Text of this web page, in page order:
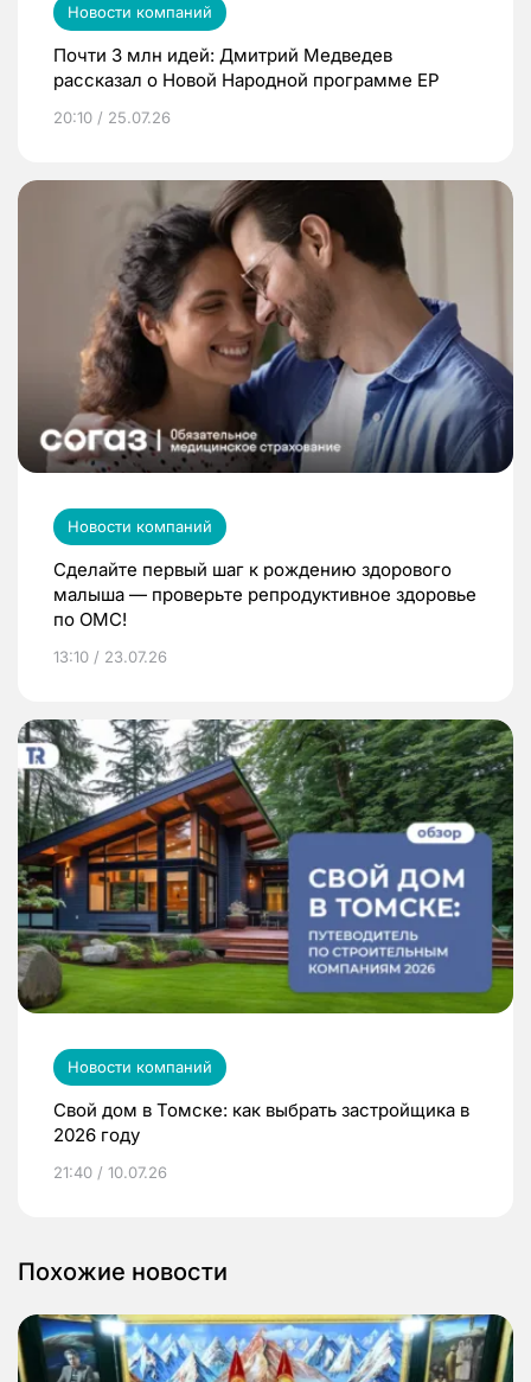
Новости компаний
Почти 3 млн идей: Дмитрий Медведев
рассказал о Новой Народной программе ЕР
20:10 / 25.07.26
Новости компаний
Сделайте первый шаг к рождению здорового
малыша — проверьте репродуктивное здоровье
по ОМС!
13:10 / 23.07.26
Новости компаний
Свой дом в Томске: как выбрать застройщика в
2026 году
21:40 / 10.07.26
Похожие новости